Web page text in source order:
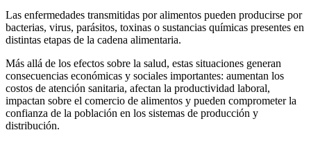
Las enfermedades transmitidas por alimentos pueden producirse por
bacterias, virus, parásitos, toxinas o sustancias químicas presentes en
distintas etapas de la cadena alimentaria.
Más allá de los efectos sobre la salud, estas situaciones generan
consecuencias económicas y sociales importantes: aumentan los
costos de atención sanitaria, afectan la productividad laboral,
impactan sobre el comercio de alimentos y pueden comprometer la
confianza de la población en los sistemas de producción y
distribución.